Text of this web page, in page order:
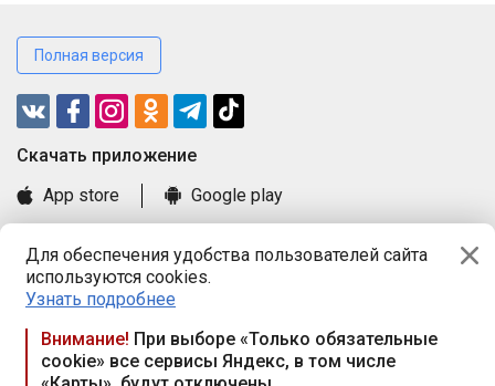
Для обеспечения удобства пользователей сайта
используются cookies.
Узнать подробнее
Внимание! При выборе «Только обязательные
cookie» все сервисы Яндекс, в том числе
Полная версия
Cкачать приложение
App store
Google play
Книга замечаний и предложений
Правила и документы
Praca.by © 2000—2026, ООО «ПРАЦА БАЙ»
Республика Беларусь, 220114, г. Минск, пр-т Независимости
117а, пом. № 9.